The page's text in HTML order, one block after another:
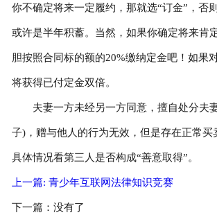
你不确定将来一定履约，那就选“订金”，否
或许是半年积蓄。当然，如果你确定将来肯
胆按照合同标的额的20%缴纳定金吧！如果
将获得已付定金双倍。
夫妻一方未经另一方同意，擅自处分夫
子)，赠与他人的行为无效，但是存在正常买
具体情况看第三人是否构成“善意取得”。
上一篇: 青少年互联网法律知识竞赛
下一篇：没有了